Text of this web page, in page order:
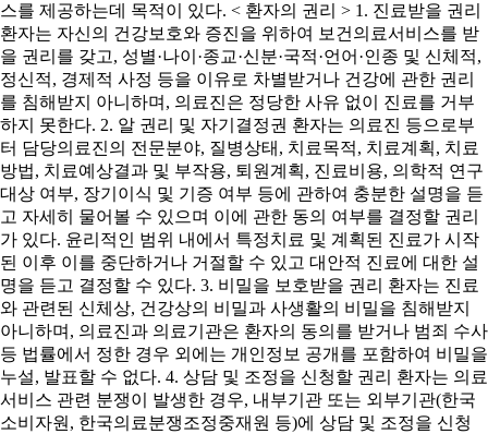
스를 제공하는데 목적이 있다. < 환자의 권리 > 1. 진료받을 권리
환자는 자신의 건강보호와 증진을 위하여 보건의료서비스를 받
을 권리를 갖고, 성별·나이·종교·신분·국적·언어·인종 및 신체적,
정신적, 경제적 사정 등을 이유로 차별받거나 건강에 관한 권리
를 침해받지 아니하며, 의료진은 정당한 사유 없이 진료를 거부
하지 못한다. 2. 알 권리 및 자기결정권 환자는 의료진 등으로부
터 담당의료진의 전문분야, 질병상태, 치료목적, 치료계획, 치료
방법, 치료예상결과 및 부작용, 퇴원계획, 진료비용, 의학적 연구
대상 여부, 장기이식 및 기증 여부 등에 관하여 충분한 설명을 듣
고 자세히 물어볼 수 있으며 이에 관한 동의 여부를 결정할 권리
가 있다. 윤리적인 범위 내에서 특정치료 및 계획된 진료가 시작
된 이후 이를 중단하거나 거절할 수 있고 대안적 진료에 대한 설
명을 듣고 결정할 수 있다. 3. 비밀을 보호받을 권리 환자는 진료
와 관련된 신체상, 건강상의 비밀과 사생활의 비밀을 침해받지
아니하며, 의료진과 의료기관은 환자의 동의를 받거나 범죄 수사
등 법률에서 정한 경우 외에는 개인정보 공개를 포함하여 비밀을
누설, 발표할 수 없다. 4. 상담 및 조정을 신청할 권리 환자는 의료
서비스 관련 분쟁이 발생한 경우, 내부기관 또는 외부기관(한국
소비자원, 한국의료분쟁조정중재원 등)에 상담 및 조정을 신청